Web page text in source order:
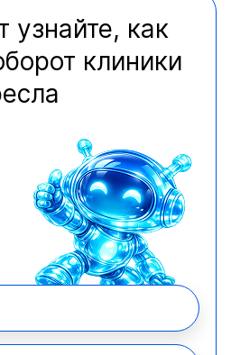
узнайте, как
клиники